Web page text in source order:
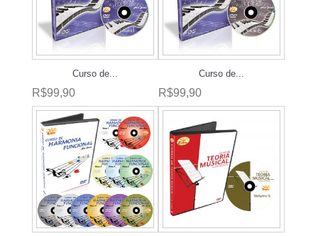
Curso de...
R$99,90
Curso de...
R$99,90